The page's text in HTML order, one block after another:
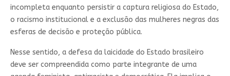
incompleta enquanto persistir a captura religiosa do Estado,
o racismo institucional e a exclusão das mulheres negras das
esferas de decisão e proteção pública.
Nesse sentido, a defesa da laicidade do Estado brasileiro
deve ser compreendida como parte integrante de uma